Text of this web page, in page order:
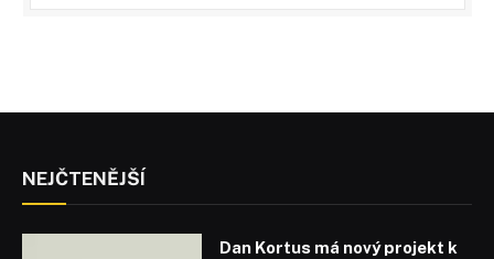
NEJČTENĚJŠÍ
Dan Kortus má nový projekt k